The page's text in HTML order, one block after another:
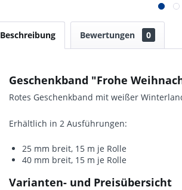
Beschreibung Bewertungen 0
Geschenkband "Frohe
Rotes Geschenkband mit weißer
Erhältlich in 2 Ausführungen:
25 mm breit, 15 m je Rolle
40 mm breit, 15 m je Rolle
Varianten- und Preisübersicht